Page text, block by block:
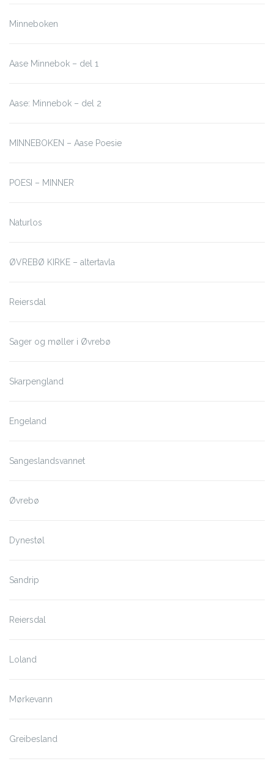
Minneboken
Aase Minnebok – del 1
Aase: Minnebok – del 2
MINNEBOKEN – Aase Poesie
POESI – MINNER
Naturlos
ØVREBØ KIRKE – altertavla
Reiersdal
Sager og møller i Øvrebø
Skarpengland
Engeland
Sangeslandsvannet
Øvrebø
Dynestøl
Sandrip
Reiersdal
Loland
Mørkevann
Greibesland